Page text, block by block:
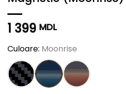
1 399 MDL
Culoare: Moonrise